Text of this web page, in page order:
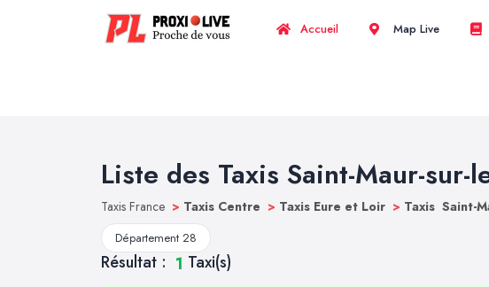
Accueil Map Live
Liste des Taxis Saint-Maur-sur-
Taxis France > Taxis Centre > Taxis Eure et Loir > Taxis Saint-
Département 28
Résultat : 1 Taxi(s)